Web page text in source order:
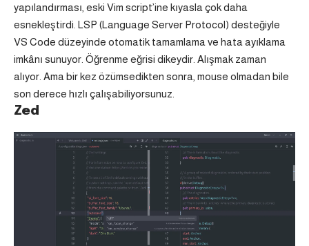
yapılandırması, eski Vim script’ine kıyasla çok daha
esnekleştirdi. LSP (Language Server Protocol) desteğiyle
VS Code düzeyinde otomatik tamamlama ve hata ayıklama
imkânı sunuyor. Öğrenme eğrisi dikeydir. Alışmak zaman
alıyor. Ama bir kez özümsedikten sonra, mouse olmadan bile
son derece hızlı çalışabiliyorsunuz.
Zed